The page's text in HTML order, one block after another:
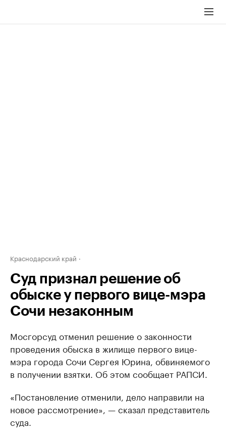
Краснодарский край
Суд признал решение об
обыске у первого вице-мэра
Сочи незаконным
Мосгорсуд отменил решение о законности
проведения обыска в жилище первого вице-
мэра города Сочи Сергея Юрина, обвиняемого
в получении взятки. Об этом сообщает РАПСИ.
«Постановление отменили, дело направили на
новое рассмотрение», — сказал представитель
суда.